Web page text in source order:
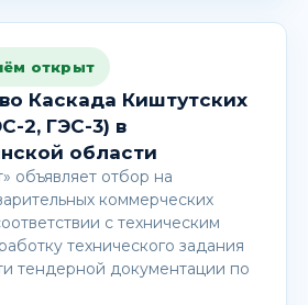
открыт
Каскада Киштутских
2, ГЭС-3) в
области
объявляет отбор на
коммерческих
с техническим
технического задания
тендерной документации по